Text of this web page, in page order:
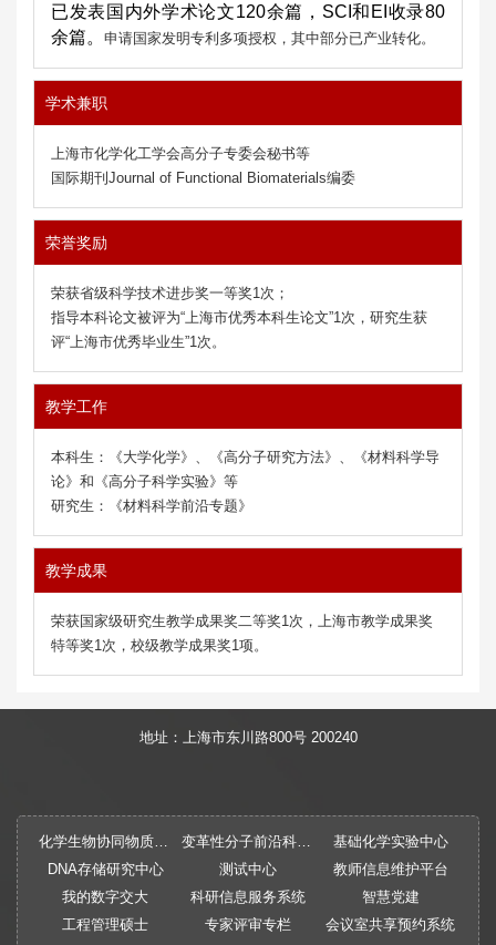
已发表国内外学术论文120余篇，SCI和EI收录80
余篇。 申请国家发明专利多项授权，其中部分已产业转化。
学术兼职
上海市化学化工学会高分子专委会秘书等
国际期刊Journal of Functional Biomaterials编委
荣誉奖励
荣获省级科学技术进步奖一等奖1次；
指导本科论文被评为“上海市优秀本科生论文”1次，研究生获
评“上海市优秀毕业生”1次。
教学工作
本科生： 《大学化学》、
《高分子研究方法》、《材料科学导
论》和 《高分子科学实验》等
研究生：《材料科学前沿专题》
教学成果
荣获国家级研究生教学成果奖二等奖1次，上海市教学成果奖
特等奖1次，校级教学成果奖1项。
地址：上海市东川路800号 200240
化学生物协同物质创制全国重点实验室 变革性分子前沿科学中心
基础化学实验中心
DNA存储研究中心
测试中心
教师信息维护平台
我的数字交大
科研信息服务系统
智慧党建
工程管理硕士
专家评审专栏 会议室共享预约系统